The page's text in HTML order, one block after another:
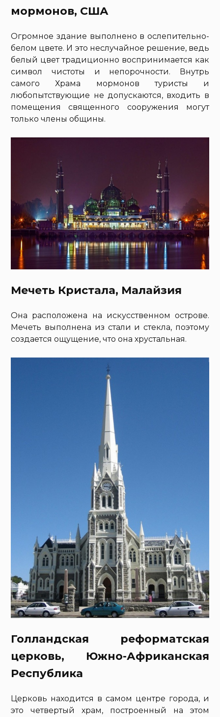
мормонов, США
Огромное здание выполнено в ослепительно-
белом цвете. И это неслучайное решение, ведь
белый цвет традиционно воспринимается как
символ чистоты и непорочности. Внутрь
самого Храма мормонов туристы и
любопытствующие не допускаются, входить в
помещения священного сооружения могут
только члены общины.
Мечеть Кристала, Малайзия
Она расположена на искусственном острове.
Мечеть выполнена из стали и стекла, поэтому
создается ощущение, что она хрустальная.
Голландская реформатская
церковь, Южно-Африканская
Республика
Церковь находится в самом центре города, и
это четвертый храм, построенный на этом